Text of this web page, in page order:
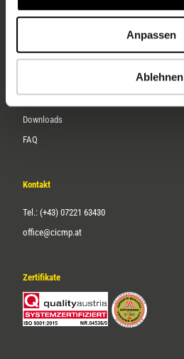
Anpassen
Ablehnen
Service
Downloads
FAQ
Kontakt
Tel.: (+43) 07221 63430
office@cicmp.at
Zertifikate